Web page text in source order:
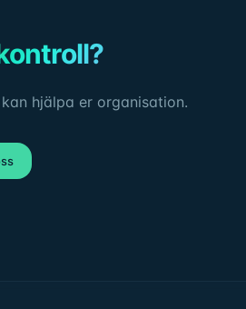
hjälpa er organisation.